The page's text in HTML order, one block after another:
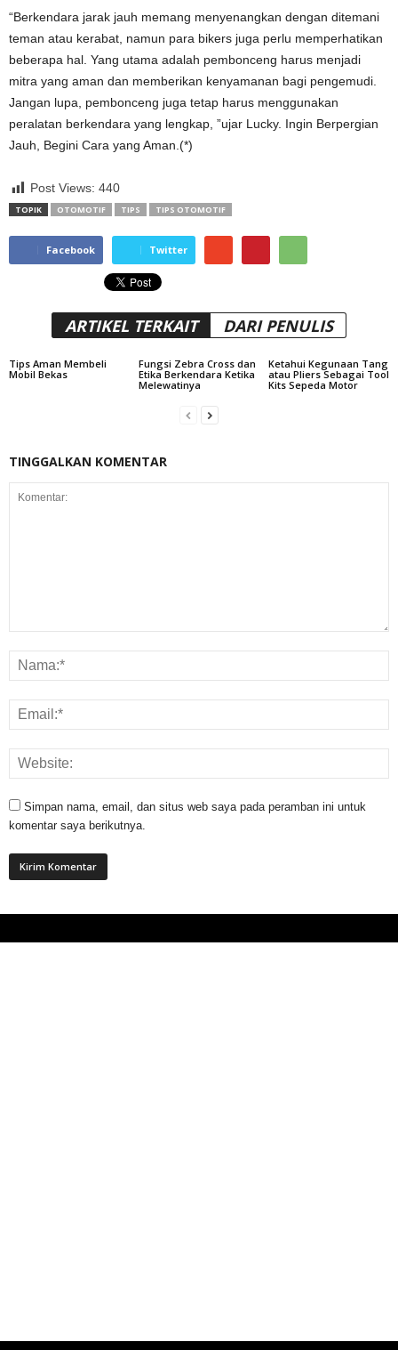
“Berkendara jarak jauh memang menyenangkan dengan ditemani
teman atau kerabat, namun para bikers juga perlu memperhatikan
beberapa hal. Yang utama adalah pembonceng harus menjadi
mitra yang aman dan memberikan kenyamanan bagi pengemudi.
Jangan lupa, pembonceng juga tetap harus menggunakan
peralatan berkendara yang lengkap, ”ujar Lucky. Ingin Berpergian
Jauh, Begini Cara yang Aman.(*)
Post Views: 440
TOPIK OTOMOTIF TIPS TIPS OTOMOTIF
Facebook Twitter
ARTIKEL TERKAIT DARI PENULIS
Tips Aman Membeli
Mobil Bekas
Fungsi Zebra Cross dan
Etika Berkendara Ketika
Melewatinya
Ketahui Kegunaan Tang
atau Pliers Sebagai Tool
Kits Sepeda Motor
TINGGALKAN KOMENTAR
Simpan nama, email, dan situs web saya pada peramban ini untuk
komentar saya berikutnya.